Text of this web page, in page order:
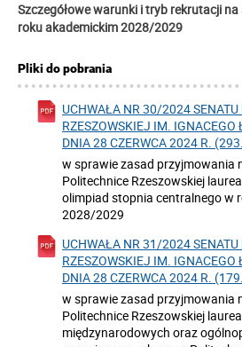
Szczegółowe warunki i tryb rekrutacji
roku akademickim 2028/2029
Pliki do pobrania
UCHWAŁA NR 30/2024
RZESZOWSKIEJ IM. IGNACEGO
DNIA 28 CZERWCA 2024 R.
w sprawie zasad przyjmowania
Politechnice Rzeszowskiej
olimpiad stopnia centralnego w
2028/2029
UCHWAŁA NR 31/2024
RZESZOWSKIEJ IM. IGNACEGO
DNIA 28 CZERWCA 2024 R.
w sprawie zasad przyjmowania
Politechnice Rzeszowskiej
międzynarodowych oraz